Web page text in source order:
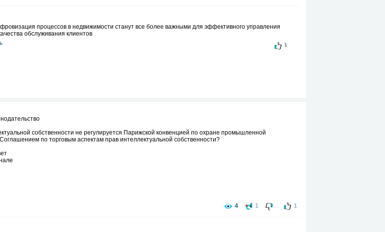
процессов в недвижимости станут все более важными для эффективного управления
обслуживания клиентов
1
собственности не регулируется Парижской конвенцией по охране промышленной
по торговым аспектам прав интеллектуальной собственности?
4 1 1